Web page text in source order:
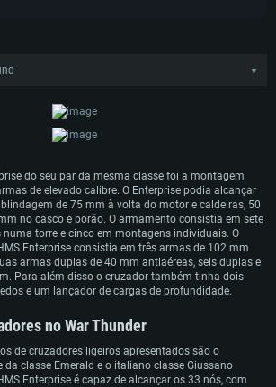
10 (64 bit)
10/11 (64 bit)
Ryzen 5 3600 ou superior
DirectX 11 ou superior; Nvidia GeForce 1060 ou
ou superior
larga.
Big Sur 11.0 ou versão mais recente
Big Sur 11.0 ou versão mais recente
Xeon não suportado)
II ou superior com suporte Metal.
mais modernas do Linux de 64bit
Resolução mínima suportada: 720p.
20.04 64bit
com os drivers mais recentes (não mais de 6
suporte Vulkan.
larga.
▼
tem uma rica história cheia de aventuras - serviu
de 1927, particiou na evacuação do
e transportou tropas para Hong Kong e Península
de barras de ouro. Mais tarde participou na
por muito pouco a torpedos alemães, e
para Malta. Ele atacou navios franceses em Mers El
Sul e no Oceano Índico, foi ativo no Golfo
dos cruzadores Cornwall e Dorsetshire
O cruzador ligeiro sobreviveu a ferozes
da Kriegsmarine ao longo da Costa Francesa,
durante os desembarques da Normandia e
às forças terrestres em França. Ao longo de
e japoneses.
do seu par da mesma classe foi a montagem
de elevado calibre. O Enterprise podia alcançar
de 75 mm à volta do motor e caldeiras, 50
no casco e porão. O armamento consistia em sete
torre e cinco em montagens individuais. O
Enterprise consistia em três armas de 102 mm
armas duplas de 40 mm antiaéreas, seis duplas e
Para além disso o cruzador também tinha dois
e um lançador de cargas de profundidade.
no War Thunder
de cruzadores ligeiros apresentados são o
da classe Emerald e o italiano classe Giussano
Enterprise é capaz de alcançar os 33 nós, com